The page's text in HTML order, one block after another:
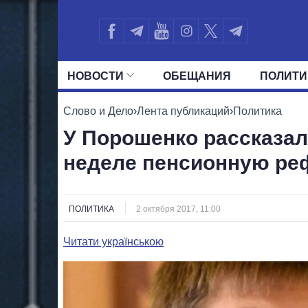
НОВОСТИ ОБЕЩАНИЯ
ВСЕ ПОЛИТИКИ ПРЕЗИДЕНТ И
Слово и Дело›Лента публикаций›Политика
У Порошенко
неделе пенсионную
ПОЛИТИКА 2 октября 2017, 11:00
Читати українською